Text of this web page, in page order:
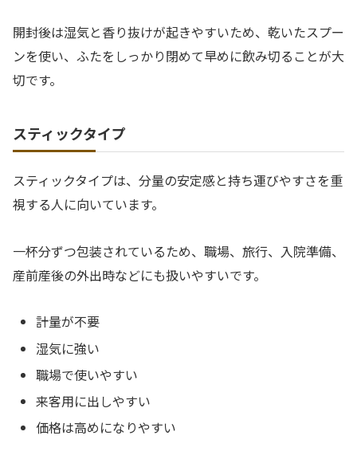
開封後は湿気と香り抜けが起きやすいため、乾いたスプー
ンを使い、ふたをしっかり閉めて早めに飲み切ることが大
切です。
スティックタイプ
スティックタイプは、分量の安定感と持ち運びやすさを重
視する人に向いています。
一杯分ずつ包装されているため、職場、旅行、入院準備、
産前産後の外出時などにも扱いやすいです。
計量が不要
湿気に強い
職場で使いやすい
来客用に出しやすい
価格は高めになりやすい